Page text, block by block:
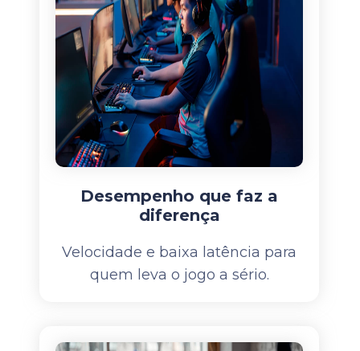
Desempenho que faz a
diferença
Velocidade e baixa latência para
quem leva o jogo a sério.